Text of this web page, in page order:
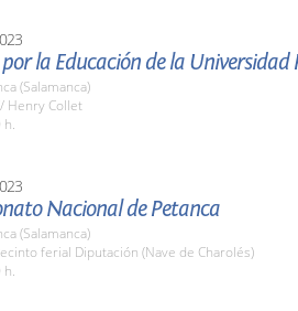
la Educación de la Universidad
(Salamanca)
Henry Collet
h.
Nacional de Petanca
(Salamanca)
ferial Diputación (Nave de Charolés)
h.